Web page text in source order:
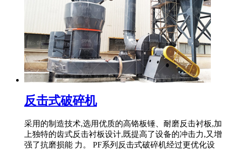
反击式破碎机
采用的制造技术,选用优质的高铬板锤、耐磨反击衬板,加
上独特的齿式反击衬板设计,既提高了设备的冲击力,又增
强了抗磨损能 力。 PF系列反击式破碎机经过更优化设